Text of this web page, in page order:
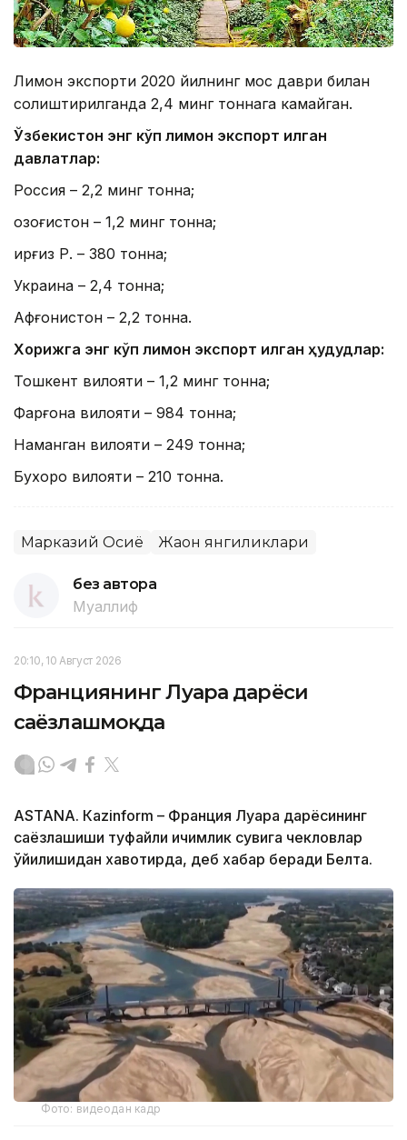
Лимон экспорти 2020 йилнинг мос даври билан
солиштирилганда 2,4 минг тоннага камайган.
Ўзбекистон энг кўп лимон экспорт қилган
давлатлар:
Россия – 2,2 минг тонна;
Қозоғистон – 1,2 минг тонна;
Қирғиз Р. – 380 тонна;
Украина – 2,4 тонна;
Афғонистон – 2,2 тонна.
Хорижга энг кўп лимон экспорт қилган ҳудудлар:
Тошкент вилояти – 1,2 минг тонна;
Фарғона вилояти – 984 тонна;
Наманган вилояти – 249 тонна;
Бухоро вилояти – 210 тонна.
Марказий Осиё Жаҳон янгиликлари
без автора
Муаллиф
20:10, 10 Август 2026
Франциянинг Луара дарёси
саёзлашмоқда
ASTANА. Кazinform – Франция Луара дарёсининг
саёзлашиши туфайли ичимлик сувига чекловлар
қўйилишидан хавотирда, деб хабар беради Белта.
Фото: видеодан кадр